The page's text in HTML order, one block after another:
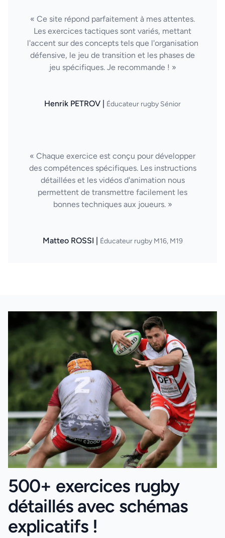
« Ce site répond parfaitement à mes attentes.
Les exercices tactiques sont variés, mettant
l'accent sur des concepts tels que l'organisation
défensive, le jeu de transition et les phases de
jeu spécifiques. Je recommande ! »
Henrik PETROV | Éducateur rugby Sénior
« Chaque exercice est conçu pour développer
des compétences spécifiques. Les instructions
détaillées et les vidéos d'animation nous
permettent de transmettre facilement les
bonnes techniques aux joueurs. »
Matteo ROSSI | Éducateur rugby M16, M19
500+ exercices rugby
détaillés avec schémas
explicatifs !